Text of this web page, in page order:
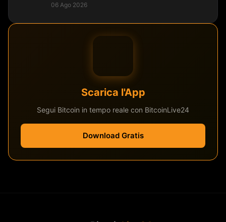
06 Ago 2026
Scarica l'App
Segui Bitcoin in tempo reale con BitcoinLive24
Download Gratis